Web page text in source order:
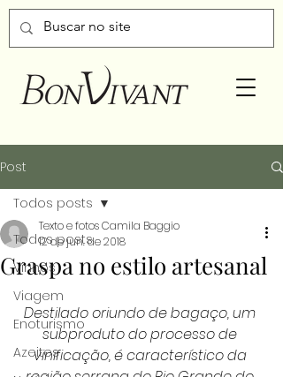
Post
Todos posts
Vinhos
Viagem
Enoturismo
Azeites
Todos posts
Graspa no estilo artesanal
Texto e fotos Camila Baggio
12 de jun. de 2018
Destilado oriundo de bagaço, um
subproduto do processo de
vinificação, é característico da